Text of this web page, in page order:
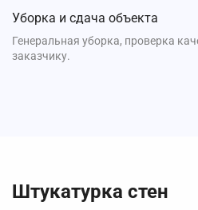
Уборка и сдача объекта
Генеральная уборка, проверка
заказчику.
Штукатурка стен